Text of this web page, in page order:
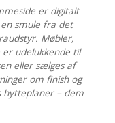
er digitalt
smule fra det
Møbler,
udelukkende til
eller sælges af
om finish og
hytteplaner – dem